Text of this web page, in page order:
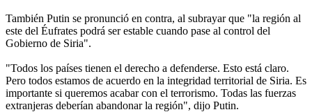
También Putin se pronunció en contra, al subrayar que "la región al
este del Éufrates podrá ser estable cuando pase al control del
Gobierno de Siria".
"Todos los países tienen el derecho a defenderse. Esto está claro.
Pero todos estamos de acuerdo en la integridad territorial de Siria. Es
importante si queremos acabar con el terrorismo. Todas las fuerzas
extranjeras deberían abandonar la región", dijo Putin.